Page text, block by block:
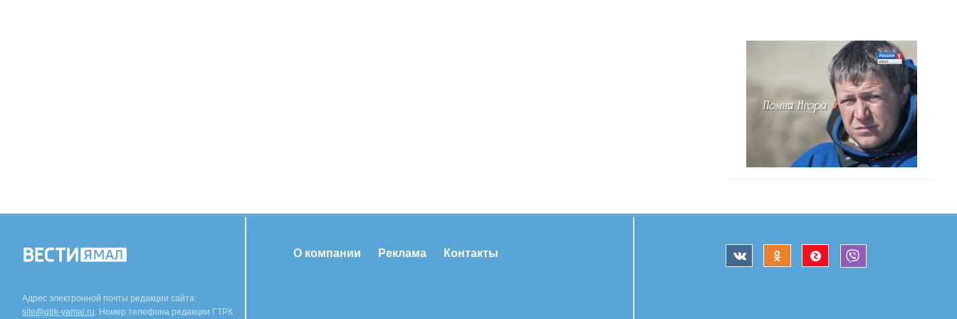
Адрес электронной почты редакции сайта:
site@gtrk-yamal.ru. Номер телефона редакции ГТРК
О компании Реклама Контакты